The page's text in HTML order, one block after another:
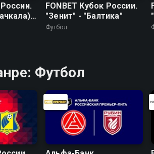
-
FONBET Кубок России.
"Зенит" - "Балтика"
Футбол
Футбол